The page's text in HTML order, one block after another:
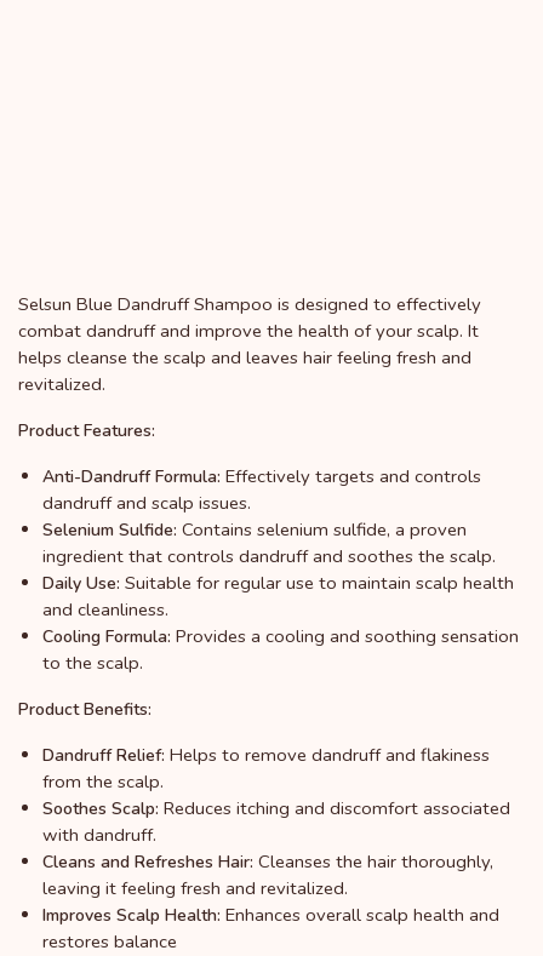
Selsun Blue Dandruff Shampoo is designed to effectively
combat dandruff and improve the health of your scalp. It
helps cleanse the scalp and leaves hair feeling fresh and
revitalized.
Product Features:
Anti-Dandruff Formula: Effectively targets and controls
dandruff and scalp issues.
Selenium Sulfide: Contains selenium sulfide, a proven
ingredient that controls dandruff and soothes the scalp.
Daily Use: Suitable for regular use to maintain scalp health
and cleanliness.
Cooling Formula: Provides a cooling and soothing sensation
to the scalp.
Product Benefits:
Dandruff Relief: Helps to remove dandruff and flakiness
from the scalp.
Soothes Scalp: Reduces itching and discomfort associated
with dandruff.
Cleans and Refreshes Hair: Cleanses the hair thoroughly,
leaving it feeling fresh and revitalized.
Improves Scalp Health: Enhances overall scalp health and
restores balance